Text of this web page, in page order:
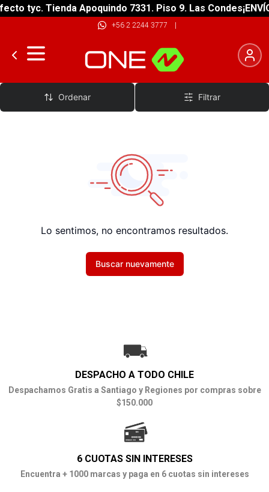
tyc. Tienda Apoquindo 7331. Piso 9. Las Condes
+56 2 2244 3777 |
Tablas Skate
Ordenar Filtrar
Lo sentimos, no encontramos resultados.
Buscar nuevamente
DESPACHO A TODO CHILE
Despachamos Gratis a Santiago y Regiones por compras sobre
$150.000
6 CUOTAS SIN INTERESES
Encuentra + 1000 marcas y paga en 6 cuotas sin intereses